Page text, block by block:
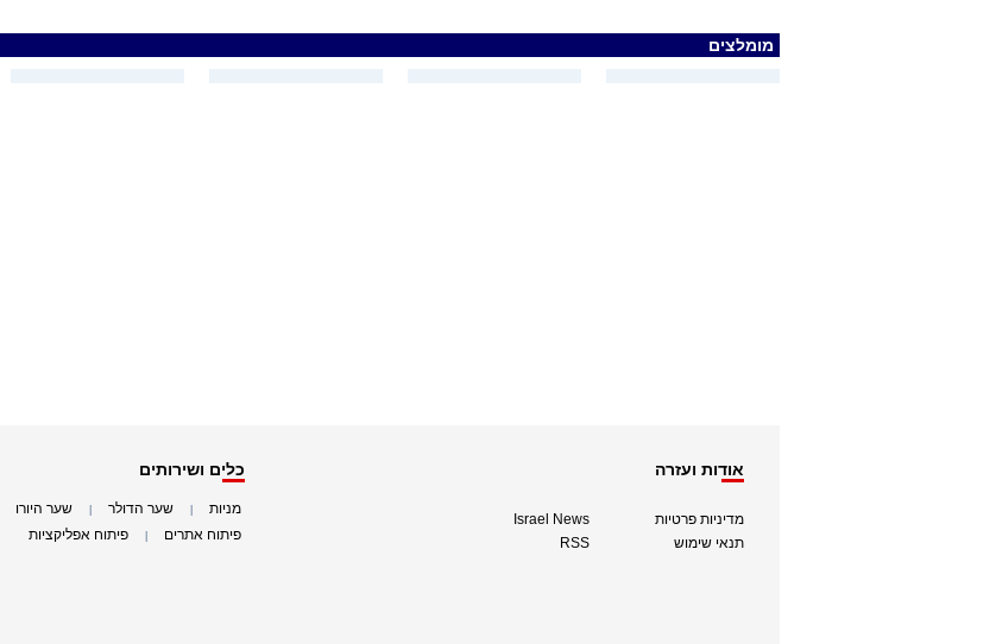
מומלצים
אודות ועזרה
מדיניות פרטיות
תנאי שימוש
Israel News
RSS
כלים ושירותים
מניות שער הדולר שער היורו
פיתוח אתרים פיתוח אפליקציות